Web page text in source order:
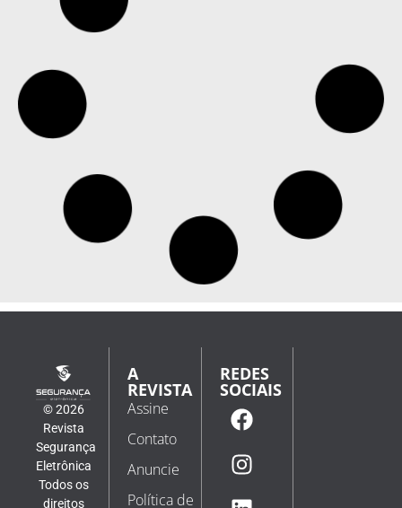
© 2026
Revista
Segurança
Eletrônica
Todos os
direitos
A
REVISTA
Assine
Contato
Anuncie
Política de
REDES
SOCIAIS